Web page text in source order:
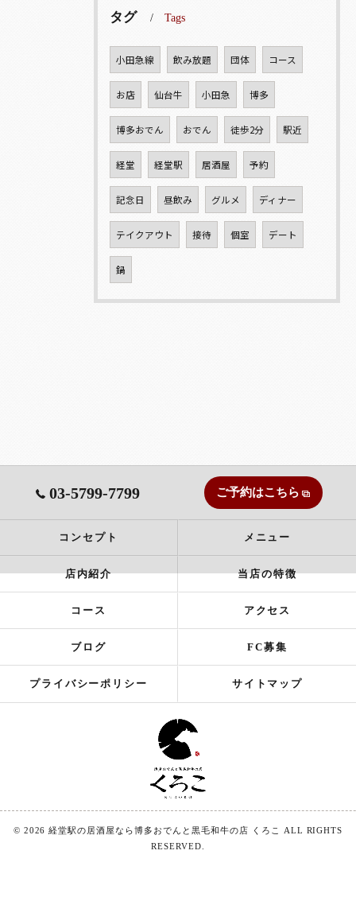
タグ Tags
小田急線 飲み放題 団体 コース
お店 仙台牛 小田急 博多
博多おでん おでん 徒歩2分 駅近
経堂 経堂駅 居酒屋 予約
記念日 昼飲み グルメ ディナー
テイクアウト 接待 個室 デート
鍋
03-5799-7799 ご予約はこちら
コンセプト メニュー
店内紹介 当店の特徴
コース アクセス
ブログ FC募集
プライバシーポリシー サイトマップ
© 2026 経堂駅の居酒屋なら博多おでんと黒毛和牛の店 くろこ ALL RIGHTS
RESERVED.